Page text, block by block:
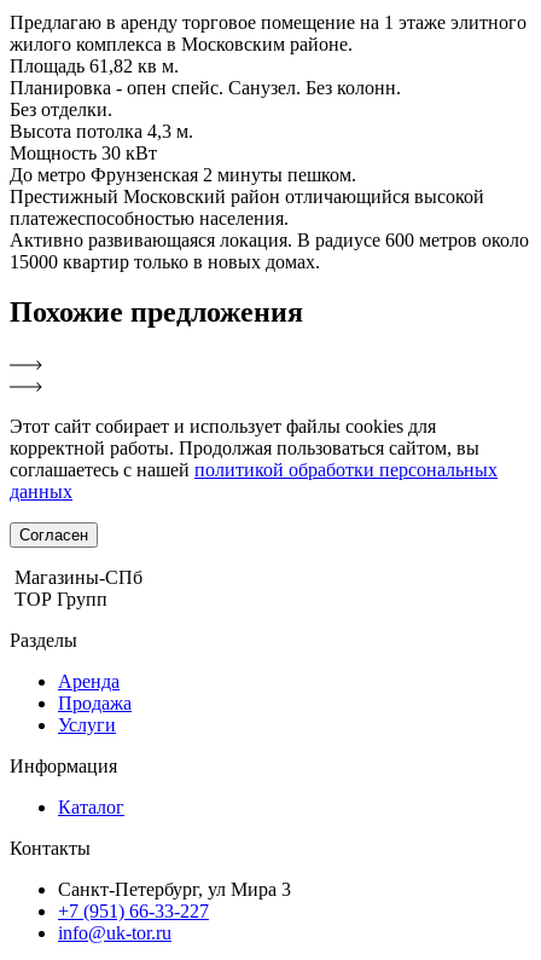
Предлагаю в аренду торговое помещение на 1 этаже элитного
жилого комплекса в Московским районе.
Площадь 61,82 кв м.
Планировка - опен спейс. Санузел. Без колонн.
Без отделки.
Высота потолка 4,3 м.
Мощность 30 кВт
До метро Фрунзенская 2 минуты пешком.
Престижный Московский район отличающийся высокой
платежеспособностью населения.
Активно развивающаяся локация. В радиусе 600 метров около
15000 квартир только в новых домах.
Похожие предложения
Этот сайт собирает и использует файлы cookies для
корректной работы. Продолжая пользоваться сайтом, вы
соглашаетесь с нашей политикой обработки персональных
данных
Согласен
Магазины-СПб
ТОР Групп
Разделы
Аренда
Продажа
Услуги
Информация
Каталог
Контакты
Санкт-Петербург, ул Мира 3
+7 (951) 66-33-227
info@uk-tor.ru